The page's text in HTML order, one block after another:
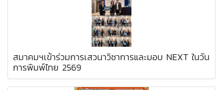
สมาคมฯเข้าร่วมการเสวนาวิชาการและมอบ NEXT ในวัน
การพิมพ์ไทย 2569